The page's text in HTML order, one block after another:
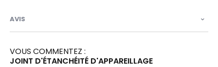
AVIS
VOUS COMMENTEZ :
JOINT D'ÉTANCHÉITÉ D'APPAREILLAGE